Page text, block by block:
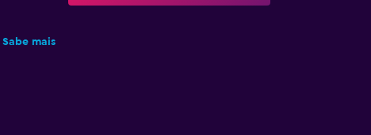
Sabe mais